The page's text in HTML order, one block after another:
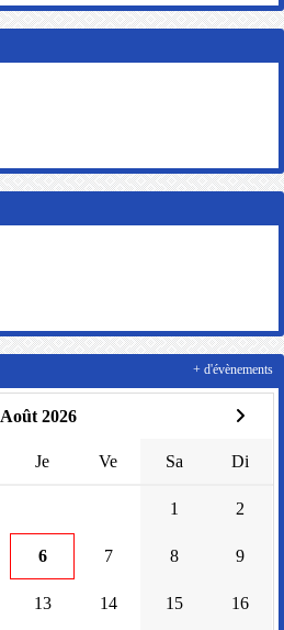
Août 2026
Je Ve Sa Di
1 2
6 7 8 9
13 14 15 16
+ d'évènements